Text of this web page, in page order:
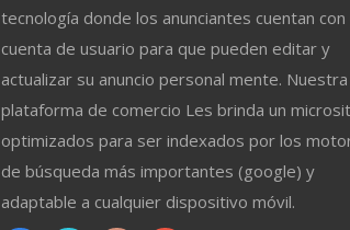
tecnología donde los anunciantes cuentan con
cuenta de usuario para que pueden editar y
actualizar su anuncio personal mente. Nuestra
plataforma de comercio Les brinda un
optimizados para ser indexados por los
de búsqueda más importantes (google) y
adaptable a cualquier dispositivo móvil.